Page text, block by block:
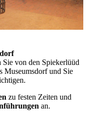
von den Spiekerlüüd
Museumsdorf und Sie
zu festen Zeiten und
an.